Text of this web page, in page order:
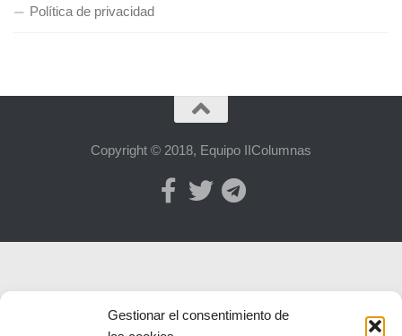
Gestionar el consentimiento de
Política de privacidad
Copyright © 2018, Equipo IIColumnas